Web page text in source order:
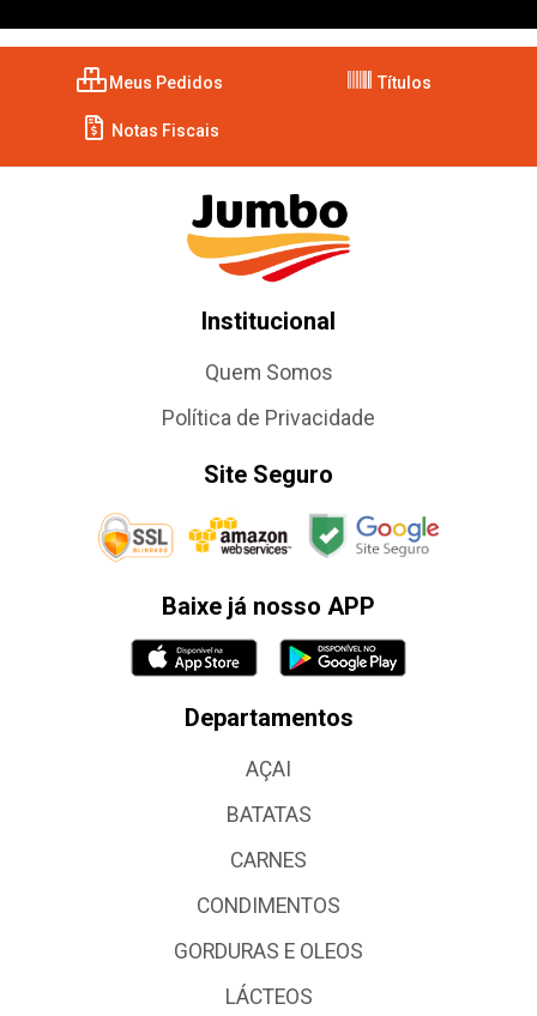
Meus Pedidos Títulos
Notas Fiscais
Institucional
Quem Somos
Política de Privacidade
Site Seguro
Baixe já nosso APP
Departamentos
AÇAI
BATATAS
CARNES
CONDIMENTOS
GORDURAS E OLEOS
LÁCTEOS